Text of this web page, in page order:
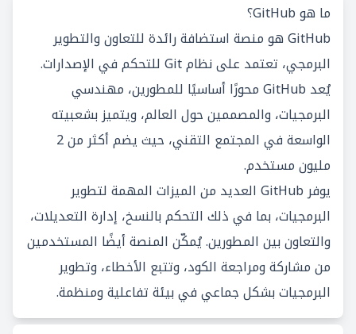
ما هو GitHub؟
GitHub هو منصة استضافة رائدة للتعاون والتطوير
البرمجي، تعتمد على نظام Git للتحكم في الإصدارات.
يُعد GitHub محورًا أساسيًا للمطورين، مهندسي
البرمجيات، والمصممين حول العالم، ويتميز بشعبيته
الواسعة في المجتمع التقني، حيث يضم أكثر من 2
مليون مستخدم.
يوفر GitHub العديد من الميزات المهمة لتطوير
البرمجيات، بما في ذلك التحكم بالنسخ، إدارة التعديلات،
والتعاون بين المطورين. يُمكّن المنصة أيضًا المستخدمين
من مشاركة ومراجعة الكود، وتتبع الأخطاء، وتطوير
البرمجيات بشكل جماعي في بيئة تفاعلية ومنظمة.